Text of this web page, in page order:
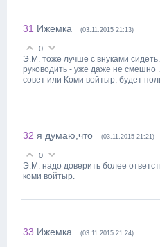
31 Ижемка (03.11.2015 21:13)
0
Э.М. тоже лучше с внуками
руководить - уже даже не смешно
совет или Коми войтыр. будет
32 я думаю,что (03.11.2015 21:21)
0
Э.М. надо доверить более
коми войтыр.
33 Ижемка (03.11.2015 21:24)